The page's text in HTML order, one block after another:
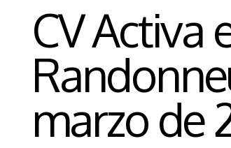
CV Activa
marzo de